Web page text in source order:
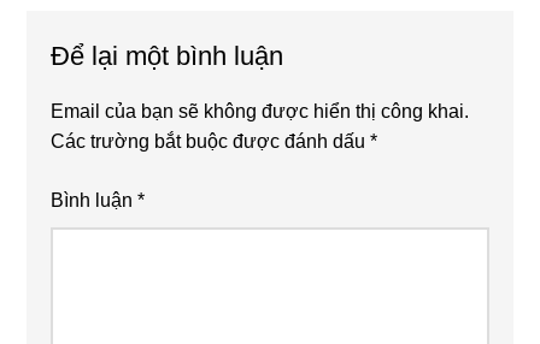
Để lại một bình luận
Email của bạn sẽ không được hiển thị công khai.
Các trường bắt buộc được đánh dấu*
Bình luận*